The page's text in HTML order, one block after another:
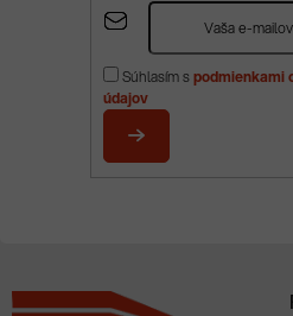
Súhlasím spodmienkami
údajov
PRIHLÁSIŤ